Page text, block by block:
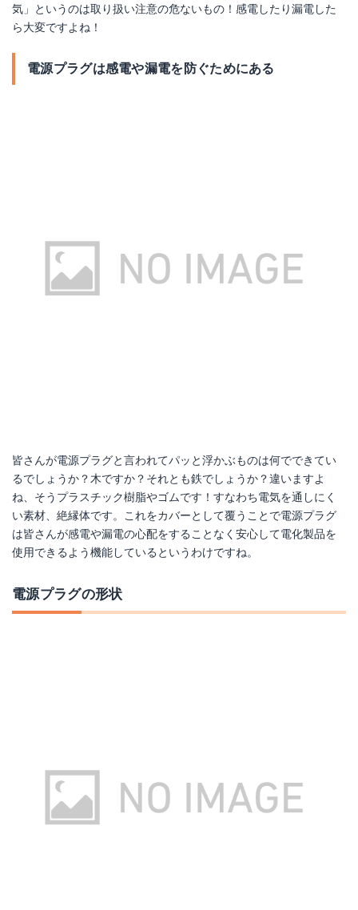
気」というのは取り扱い注意の危ないもの！感電したり漏電した
ら大変ですよね！
電源プラグは感電や漏電を防ぐためにある
皆さんが電源プラグと言われてパッと浮かぶものは何でできてい
るでしょうか？木ですか？それとも鉄でしょうか？違いますよ
ね、そうプラスチック樹脂やゴムです！すなわち電気を通しにく
い素材、絶縁体です。これをカバーとして覆うことで電源プラグ
は皆さんが感電や漏電の心配をすることなく安心して電化製品を
使用できるよう機能しているというわけですね。
電源プラグの形状